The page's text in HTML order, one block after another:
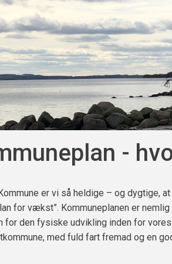
-
er vi så heldige – og dygtige,
for vækst”. Kommuneplanen er
for den fysiske udvikling inden for
med fuld fart fremad og en